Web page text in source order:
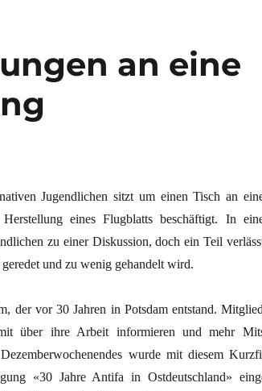
an eine
Jugendlichen sitzt um einen Tisch an
eines Flugblatts beschäftigt. In
zu einer Diskussion, doch ein Teil
und zu wenig gehandelt wird.
der vor 30 Jahren in Potsdam entstand.
über ihre Arbeit informieren und mehr
wurde mit diesem
«30 Jahre Antifa in Ostdeutschland»